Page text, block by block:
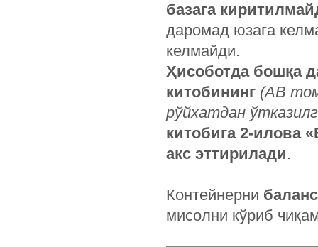
базага
даромад юзага
келмайди.
Ҳисоботда бошқа
китобининг (АВ
рўйхатдан
китобига 2-илова
акс эттирилади.
Контейнерни баланс
мисолни кўриб